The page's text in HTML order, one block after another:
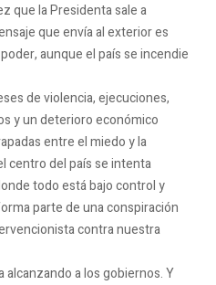
que la Presidenta sale a
que envía al exterior es
aunque el país se incendie
de violencia, ejecuciones,
y un deterioro económico
entre el miedo y la
centro del país se intenta
todo está bajo control y
parte de una conspiración
contra nuestra
a los gobiernos. Y